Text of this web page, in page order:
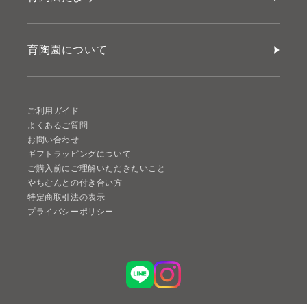
育陶園について
ご利用ガイド
よくあるご質問
お問い合わせ
ギフトラッピングについて
ご購入前にご理解いただきたいこと
やちむんとの付き合い方
特定商取引法の表示
プライバシーポリシー